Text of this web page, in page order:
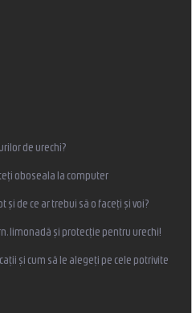
de urechi?
oboseala la computer
și de ce ar trebui să o faceți și voi?
limonadă și protecție pentru urechi!
și cum să le alegeți pe cele potrivite